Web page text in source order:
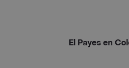
El Payes en